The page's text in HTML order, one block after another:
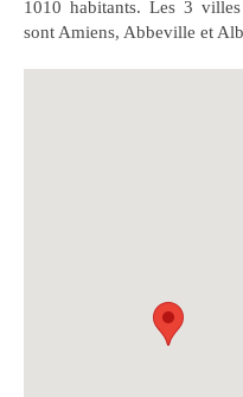
1010 habitants. Les 3
sont Amiens, Abbeville et